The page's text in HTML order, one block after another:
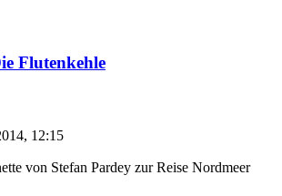
Flutenkehle
12:15
von Stefan Pardey zur Reise Nordmeer